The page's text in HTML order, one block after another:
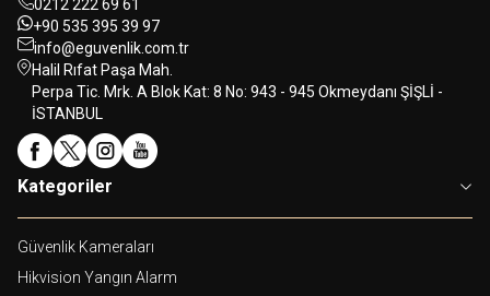
0212 222 69 61
+90 535 395 39 97
info@eguvenlik.com.tr
Halil Rıfat Paşa Mah.
Perpa Tic. Mrk. A Blok Kat: 8 No: 943 - 945 Okmeydanı ŞİŞLİ -
İSTANBUL
Kategoriler
Güvenlik Kameraları
Hikvision Yangın Alarm